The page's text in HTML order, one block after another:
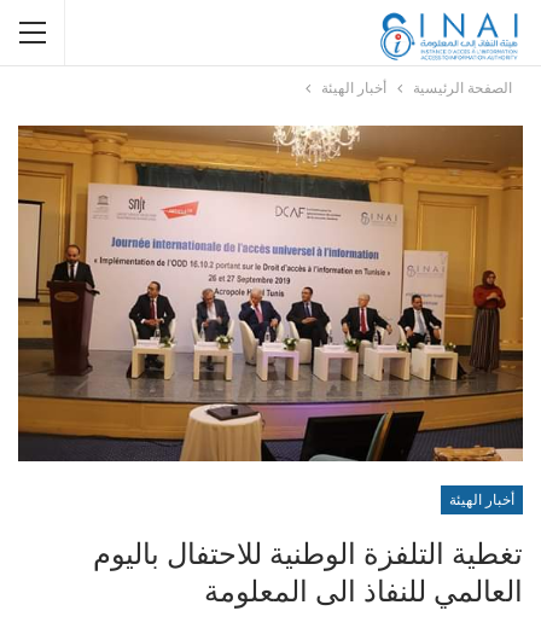
الصفحة الرئيسية أخبار الهيئة
أخبار الهيئة
تغطية التلفزة الوطنية للاحتفال باليوم
العالمي للنفاذ الى المعلومة